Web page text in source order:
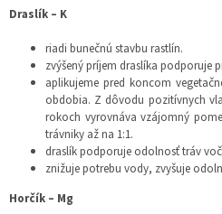
Draslík – K
riadi bunečnú stavbu rastlín.
zvýšený príjem draslíka podporuje
aplikujeme pred koncom
obdobia. Z dôvodu pozitívnych
rokoch vyrovnáva vzájomný
trávniky až na 1:1.
draslík podporuje odolnosť tráv
znižuje potrebu vody, zvyšuje
Horčík – Mg